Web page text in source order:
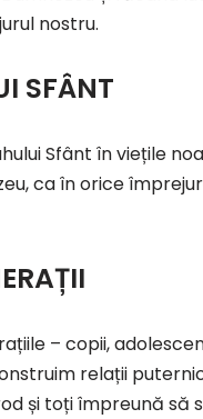
nostru.
SFÂNT
Sfânt în viețile
ca în orice
– copii,
relații
și toți împreună să